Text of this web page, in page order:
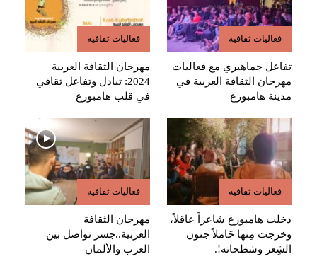
فعاليات ثقافية
تفاعل جماهيري مع فعاليات
مهرجان الثقافة العربية في
مدينة هامبورغ
فعاليات ثقافية
مهرجان الثقافة العربية
2024: تبادل وتفاعل ثقافي
في قلب هامبورغ
فعاليات ثقافية
دخلت هامبورغ شاعراً عاقلاً،
وخرجت مِنها حَاملاً جنون
الشِعر وشطحاته!.
فعاليات ثقافية
مهرجان الثقافة
العربية..جسر تواصل بين
العرب والألمان